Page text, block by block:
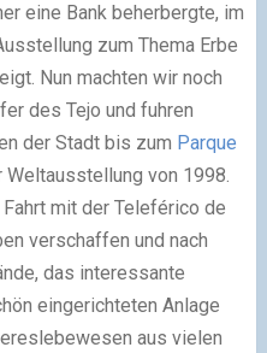
eine Bank beherbergte, im
zum Thema Erbe
Nun machten wir noch
des Tejo und fuhren
der Stadt bis zum Parque
Weltausstellung von 1998.
mit der Teleférico de
verschaffen und nach
das interessante
eingerichteten Anlage
aus vielen